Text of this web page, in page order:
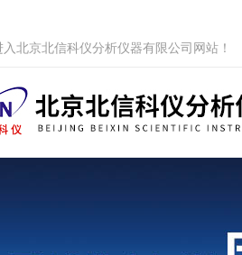
北京北信科仪分析仪器有限公司网站！